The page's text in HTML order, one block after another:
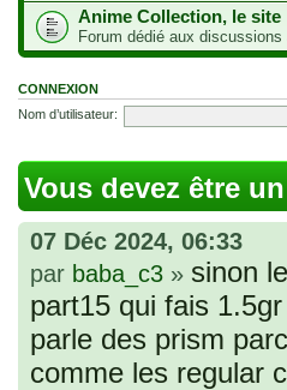
Anime Collection, le site
Forum dédié aux
CONNEXION
Nom d’utilisateur:
Vous devez être
07 Déc 2024, 06:33
par baba_c3 » sinon
part15 qui fais
parle des prism
comme les regular